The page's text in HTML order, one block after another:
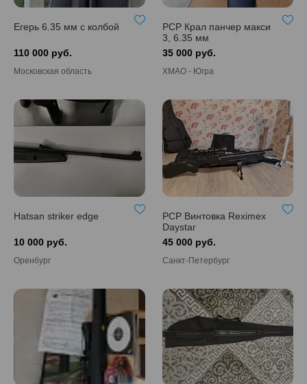
Егерь 6.35 мм с колбой
110 000 руб.
Московская область
РСР Крал панчер макси
3, 6.35 мм
35 000 руб.
ХМАО - Югра
Hatsan striker edge
10 000 руб.
Оренбург
PCP Винтовка Reximex
Daystar
45 000 руб.
Санкт-Петербург